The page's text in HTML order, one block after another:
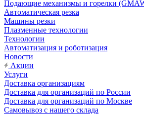
Подающие механизмы и горелки
Автоматическая резка
Машины резки
Плазменные технологии
Технологии
Автоматизация и роботизация
Новости
Акции
Услуги
Доставка организациям
Доставка для организаций по России
Доставка для организаций по Москве
Самовывоз с нашего склада